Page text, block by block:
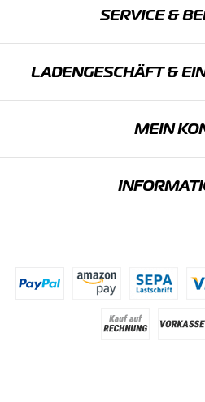
SERVICE &
LADENGESCHÄFT &
MEIN